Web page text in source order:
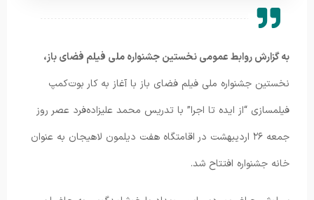
به گزارش روابط عمومی نخستین جشنواره ملی فیلم فضای باز،
نخستین جشنواره ملی فیلم فضای باز با آغاز به کار بوت‌کمپ
فیلمسازی “از ایده تا اجرا” با تدریس محمد علیزاده‌فرد عصر روز
جمعه ۲۶ اردیبهشت در اقامتگاه هفت دیلمون لاهیجان به عنوان
خانه جشنواره افتتاح شد.